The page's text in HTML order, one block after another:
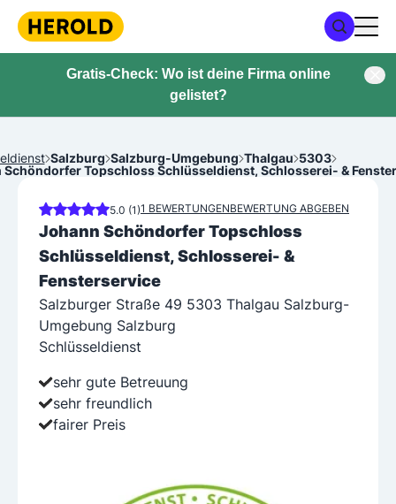
Gratis-Check: Wo ist deine Firma online
gelistet?
Salzburg Salzburg-Umgebung Thalgau 5303
Schöndorfer Topschloss Schlüsseldienst, Schlosserei- &
5.0 (1)1 BEWERTUNGENBEWERTUNG ABGEBEN
Johann Schöndorfer Topschloss
Schlüsseldienst, Schlosserei- &
Fensterservice
Salzburger Straße 49 5303 Thalgau Salzburg-
Umgebung Salzburg
Schlüsseldienst
sehr gute Betreuung
sehr freundlich
fairer Preis